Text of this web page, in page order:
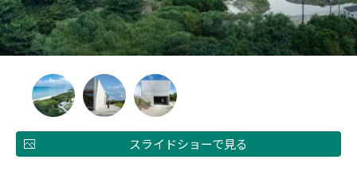
スライドショーで見る